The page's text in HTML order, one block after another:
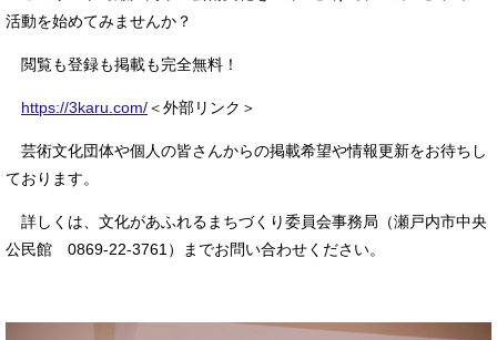
活動を始めてみませんか？
閲覧も登録も掲載も完全無料！
https://3karu.com/＜外部リンク＞
芸術文化団体や個人の皆さんからの掲載希望や情報更新をお待ちし
ております。
詳しくは、文化があふれるまちづくり委員会事務局（瀬戸内市中央
公民館 0869-22-3761）までお問い合わせください。